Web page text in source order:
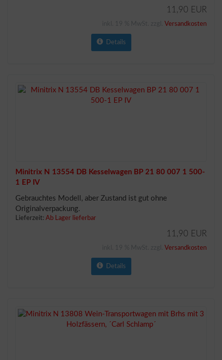
11,90 EUR
Versandkosten
Details
Minitrix N 13554 DB Kesselwagen BP 21 80 007 1 500-
1 EP IV
Gebrauchtes Modell, aber Zustand ist gut ohne
Originalverpackung.
Lieferzeit: Ab Lager lieferbar
11,90 EUR
Versandkosten
Details